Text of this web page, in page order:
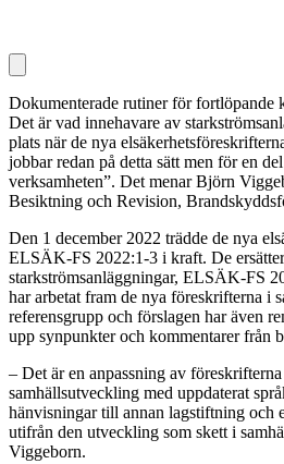
Dokumenterade rutiner för fortlöpande
Det är vad innehavare av
plats när de nya
jobbar redan på detta sätt men för en
verksamheten”. Det menar Björn
Besiktning och Revision,
Den 1 december 2022 trädde de nya
ELSÄK-FS 2022:1-3 i kraft. De
starkströmsanläggningar, ELSÄK-FS
har arbetat fram de nya föreskrifterna i
referensgrupp och förslagen har även
upp synpunkter och kommentarer från
– Det är en anpassning av
samhällsutveckling med uppdaterat
hänvisningar till annan lagstiftning och
utifrån den utveckling som skett i
Viggeborn.